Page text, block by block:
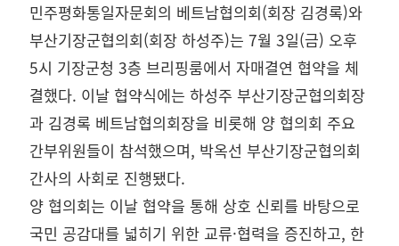
민주평화통일자문회의 베트남협의회(회장 김경록)와
부산기장군협의회(회장 하성주)는 7월 3일(금) 오후
5시 기장군청 3층 브리핑룸에서 자매결연 협약을 체
결했다. 이날 협약식에는 하성주 부산기장군협의회장
과 김경록 베트남협의회장을 비롯해 양 협의회 주요
간부위원들이 참석했으며, 박옥선 부산기장군협의회
간사의 사회로 진행됐다.
양 협의회는 이날 협약을 통해 상호 신뢰를 바탕으로
국민 공감대를 넓히기 위한 교류·협력을 증진하고, 한